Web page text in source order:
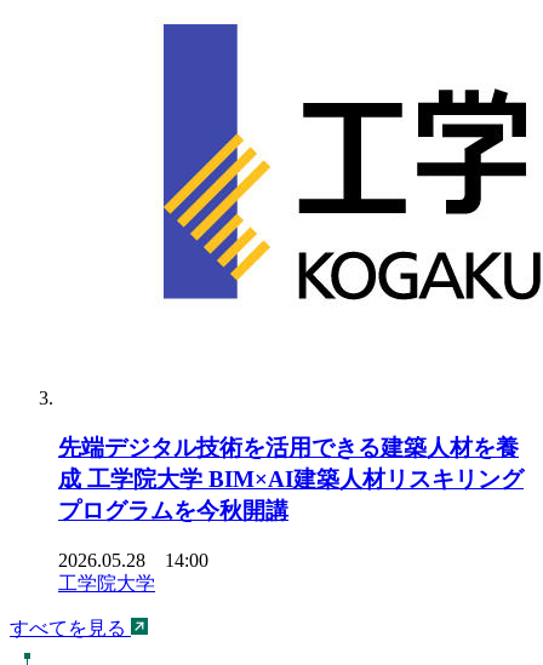
先端デジタル技術を活用できる建築人材を養
成 工学院大学 BIM×AI建築人材リスキリング
プログラムを今秋開講
2026.05.28 14:00
工学院大学
すべてを見る